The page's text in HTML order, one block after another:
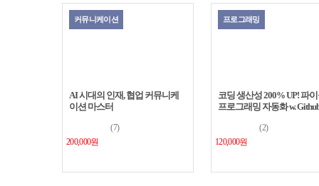
커뮤니케이션
AI 시대의 인재, 협업 커뮤니케
이션 마스터
(7)
200,000원
프로그래밍
코딩 생산성 200% UP! 파
프로그래밍 자동화 w.
(2)
120,000원